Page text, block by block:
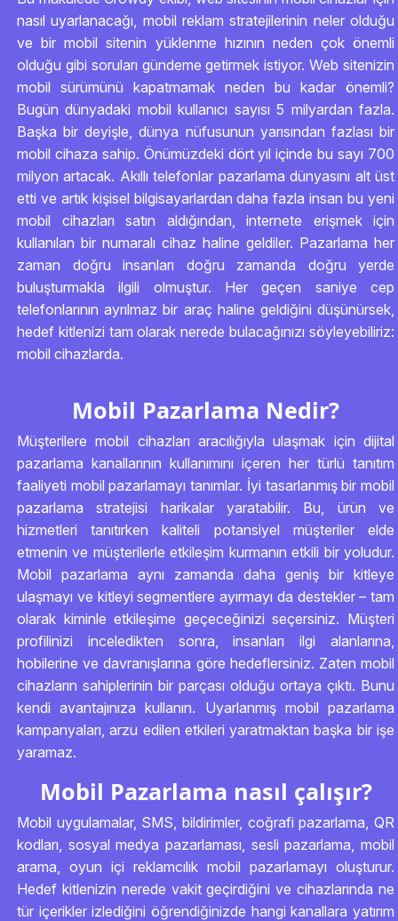
nasıl uyarlanacağı, mobil reklam stratejilerinin neler olduğu
ve bir mobil sitenin yüklenme hızının neden çok önemli
olduğu gibi soruları gündeme getirmek istiyor. Web sitenizin
mobil sürümünü kapatmamak neden bu kadar önemli?
Bugün dünyadaki mobil kullanıcı sayısı 5 milyardan fazla.
Başka bir deyişle, dünya nüfusunun yarısından fazlası bir
mobil cihaza sahip. Önümüzdeki dört yıl içinde bu sayı 700
milyon artacak. Akıllı telefonlar pazarlama dünyasını alt üst
etti ve artık kişisel bilgisayarlardan daha fazla insan bu yeni
mobil cihazları satın aldığından, internete erişmek için
kullanılan bir numaralı cihaz haline geldiler. Pazarlama her
zaman doğru insanları doğru zamanda doğru yerde
buluşturmakla ilgili olmuştur. Her geçen saniye cep
telefonlarının ayrılmaz bir araç haline geldiğini düşünürsek,
hedef kitlenizi tam olarak nerede bulacağınızı söyleyebiliriz:
mobil cihazlarda.
Mobil Pazarlama Nedir?
Müşterilere mobil cihazları aracılığıyla ulaşmak için dijital
pazarlama kanallarının kullanımını içeren her türlü tanıtım
faaliyeti mobil pazarlamayı tanımlar. İyi tasarlanmış bir mobil
pazarlama stratejisi harikalar yaratabilir. Bu, ürün ve
hizmetleri tanıtırken kaliteli potansiyel müşteriler elde
etmenin ve müşterilerle etkileşim kurmanın etkili bir yoludur.
Mobil pazarlama aynı zamanda daha geniş bir kitleye
ulaşmayı ve kitleyi segmentlere ayırmayı da destekler – tam
olarak kiminle etkileşime geçeceğinizi seçersiniz. Müşteri
profilinizi inceledikten sonra, insanları ilgi alanlarına,
hobilerine ve davranışlarına göre hedeflersiniz. Zaten mobil
cihazların sahiplerinin bir parçası olduğu ortaya çıktı. Bunu
kendi avantajınıza kullanın. Uyarlanmış mobil pazarlama
kampanyaları, arzu edilen etkileri yaratmaktan başka bir işe
yaramaz.
Mobil Pazarlama nasıl çalışır?
Mobil uygulamalar, SMS, bildirimler, coğrafi pazarlama, QR
kodları, sosyal medya pazarlaması, sesli pazarlama, mobil
arama, oyun içi reklamcılık mobil pazarlamayı oluşturur.
Hedef kitlenizin nerede vakit geçirdiğini ve cihazlarında ne
tür içerikler izlediğini öğrendiğinizde hangi kanallara yatırım